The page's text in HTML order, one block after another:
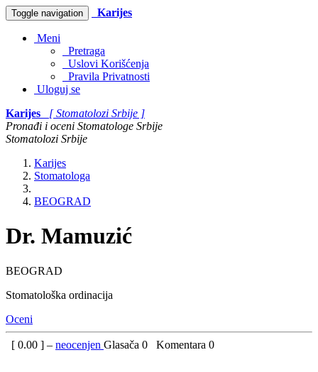
Toggle navigation Karijes
Meni
Pretraga
Uslovi Korišćenja
Pravila Privatnosti
Uloguj se
Karijes
[ Stomatolozi Srbije ]
Pronađi i oceni Stomatologe Srbije
Stomatolozi Srbije
Karijes
Stomatologa
BEOGRAD
Dr. Mamuzić
BEOGRAD
Stomatološka ordinacija
Oceni
[ 0.00 ] – neocenjen Glasača 0 Komentara 0